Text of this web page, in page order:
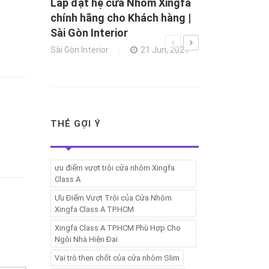
Lắp đặt hệ cửa Nhôm Xingfa
chính hãng cho Khách hàng |
Sài Gòn Interior
Sài Gòn Interior 21 Jun, 2021
THẺ GỢI Ý
ưu điểm vượt trội cửa nhôm Xingfa
Class A
Ưu Điểm Vượt Trội của Cửa Nhôm
Xingfa Class A TP.HCM
Xingfa Class A TP.HCM Phù Hợp Cho
Ngôi Nhà Hiện Đại
Vai trò then chốt của cửa nhôm Slim